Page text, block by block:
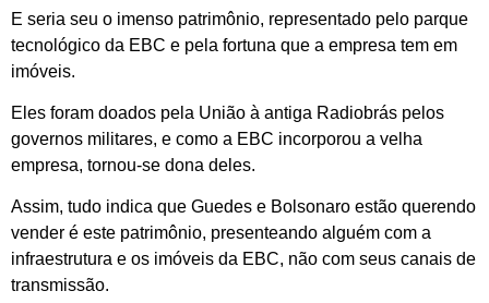
E seria seu o imenso patrimônio, representado pelo parque
tecnológico da EBC e pela fortuna que a empresa tem em
imóveis.
Eles foram doados pela União à antiga Radiobrás pelos
governos militares, e como a EBC incorporou a velha
empresa, tornou-se dona deles.
Assim, tudo indica que Guedes e Bolsonaro estão querendo
vender é este patrimônio, presenteando alguém com a
infraestrutura e os imóveis da EBC, não com seus canais de
transmissão.